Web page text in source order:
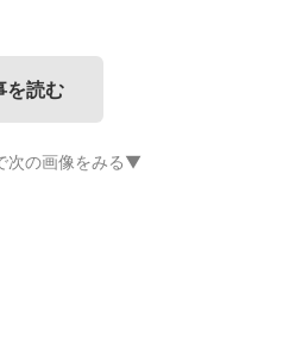
を読む
次の画像をみる▼